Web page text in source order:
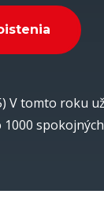
istenia
V tomto roku
1000